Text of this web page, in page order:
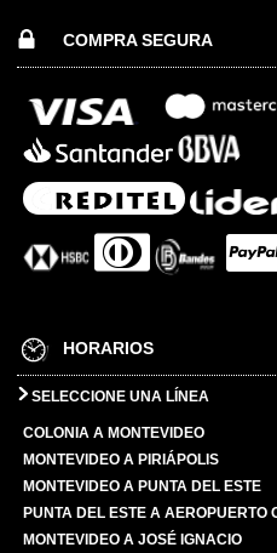
COMPRA SEGURA
HORARIOS
SELECCIONE UNA LÍNEA
COLONIA A MONTEVIDEO
MONTEVIDEO A PIRIÁPOLIS
MONTEVIDEO A PUNTA DEL ESTE
PUNTA DEL ESTE A AEROPUERTO
MONTEVIDEO A JOSÉ IGNACIO